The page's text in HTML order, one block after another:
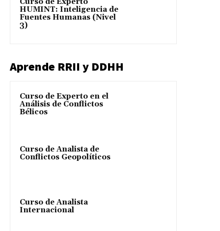
HUMINT: Inteligencia de
Fuentes Humanas (Nivel
3)
Aprende RRII y DDHH
Curso de Experto en el
Análisis de Conflictos
Bélicos
Curso de Analista de
Conflictos Geopolíticos
Curso de Analista
Internacional